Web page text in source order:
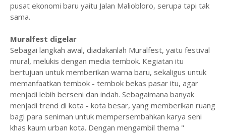
pusat ekonomi baru yaitu Jalan Maliobloro, serupa tapi tak
sama.
Muralfest digelar
Sebagai langkah awal, diadakanlah Muralfest, yaitu festival
mural, melukis dengan media tembok. Kegiatan itu
bertujuan untuk memberikan warna baru, sekaligus untuk
memanfaatkan tembok - tembok bekas pasar itu, agar
menjadi lebih berseni dan indah. Sebagaimana banyak
menjadi trend di kota - kota besar, yang memberikan ruang
bagi para seniman untuk mempersembahkan karya seni
khas kaum urban kota. Dengan mengambil thema "